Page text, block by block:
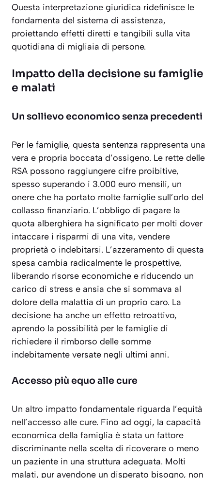
Questa interpretazione giuridica ridefinisce le
fondamenta del sistema di assistenza,
proiettando effetti diretti e tangibili sulla vita
quotidiana di migliaia di persone.
Impatto della decisione su famiglie
e malati
Un sollievo economico senza precedenti
Per le famiglie, questa sentenza rappresenta una
vera e propria boccata d’ossigeno. Le rette delle
RSA possono raggiungere cifre proibitive,
spesso superando i 3.000 euro mensili, un
onere che ha portato molte famiglie sull’orlo del
collasso finanziario. L’obbligo di pagare la
quota alberghiera ha significato per molti dover
intaccare i risparmi di una vita, vendere
proprietà o indebitarsi. L’azzeramento di questa
spesa cambia radicalmente le prospettive,
liberando risorse economiche e riducendo un
carico di stress e ansia che si sommava al
dolore della malattia di un proprio caro. La
decisione ha anche un effetto retroattivo,
aprendo la possibilità per le famiglie di
richiedere il rimborso delle somme
indebitamente versate negli ultimi anni.
Accesso più equo alle cure
Un altro impatto fondamentale riguarda l’equità
nell’accesso alle cure. Fino ad oggi, la capacità
economica della famiglia è stata un fattore
discriminante nella scelta di ricoverare o meno
un paziente in una struttura adeguata. Molti
malati, pur avendone un disperato bisogno, non